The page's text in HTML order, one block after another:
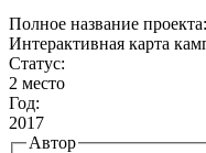
Полное название проекта:
Интерактивная карта
Статус:
2 место
Год:
2017
Автор